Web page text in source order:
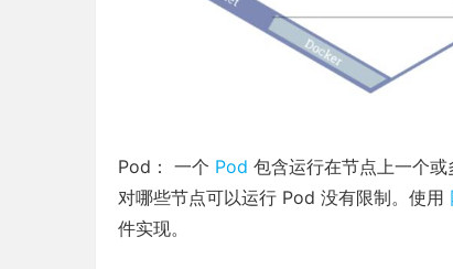
Pod： 一个 Pod 包含运行在节点上一个
对哪些节点可以运行 Pod 没有限制。使用
件实现。